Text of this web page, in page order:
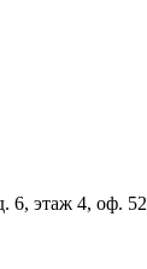
6, этаж 4, оф. 52